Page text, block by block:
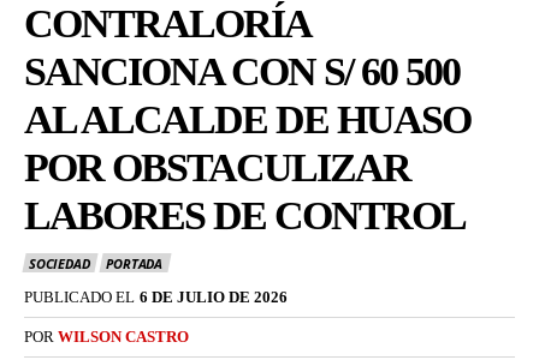
CONTRALORÍA
SANCIONA CON S/ 60 500
AL ALCALDE DE HUASO
POR OBSTACULIZAR
LABORES DE CONTROL
SOCIEDAD
PORTADA
PUBLICADO EL 6 DE JULIO DE 2026
POR WILSON CASTRO